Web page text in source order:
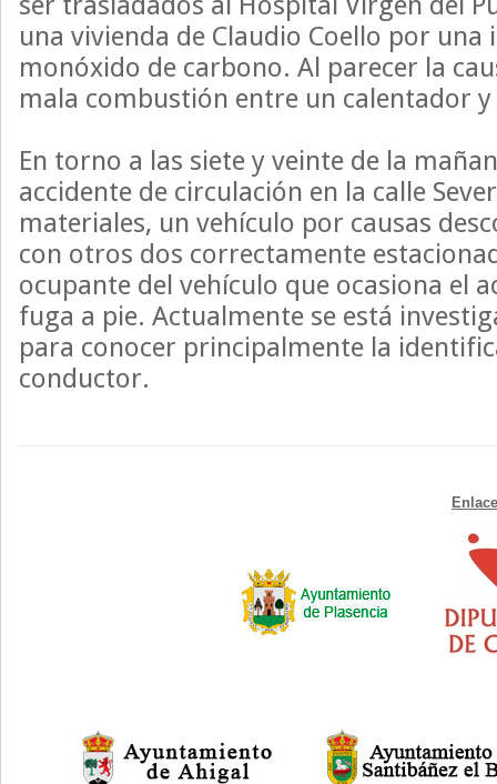
una vivienda de Claudio Coello por una
monóxido de carbono. Al parecer la
mala combustión entre un calentador
En torno a las siete y veinte de la
accidente de circulación en la calle
materiales, un vehículo por causas
con otros dos correctamente
ocupante del vehículo que ocasiona el
fuga a pie. Actualmente se está
para conocer principalmente la
conductor.